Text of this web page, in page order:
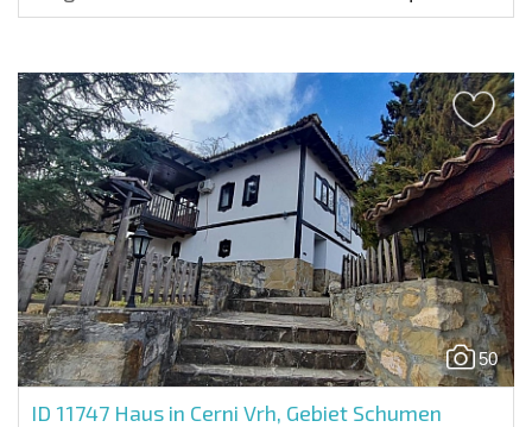
50
ID 11747 Haus in Cerni Vrh, Gebiet Schumen